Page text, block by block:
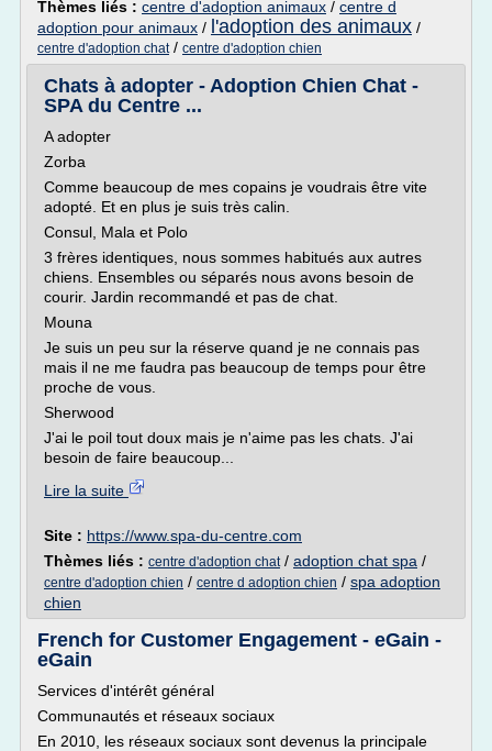
Thèmes liés : centre d'adoption animaux / centre d
adoption pour animaux / l'adoption des animaux /
centre d'adoption chat/ centre d'adoption chien
Chats à adopter - Adoption Chien Chat -
SPA du Centre ...
A adopter
Zorba
Comme beaucoup de mes copains je voudrais être vite
adopté. Et en plus je suis très calin.
Consul, Mala et Polo
3 frères identiques, nous sommes habitués aux autres
chiens. Ensembles ou séparés nous avons besoin de
courir. Jardin recommandé et pas de chat.
Mouna
Je suis un peu sur la réserve quand je ne connais pas
mais il ne me faudra pas beaucoup de temps pour être
proche de vous.
Sherwood
J'ai le poil tout doux mais je n'aime pas les chats. J'ai
besoin de faire beaucoup...
Lire la suite
Site : https://www.spa-du-centre.com
Thèmes liés : centre d'adoption chat/ adoption chat spa /
centre d'adoption chien / centre d adoption chien / spa adoption
chien
French for Customer Engagement - eGain -
eGain
Services d'intérêt général
Communautés et réseaux sociaux
En 2010, les réseaux sociaux sont devenus la principale